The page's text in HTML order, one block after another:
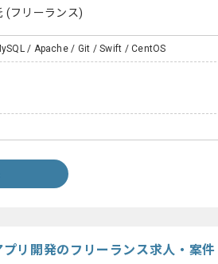
(フリーランス)
/ Apache / Git / Swift / CentOS
リ開発のフリーランス求人・案件